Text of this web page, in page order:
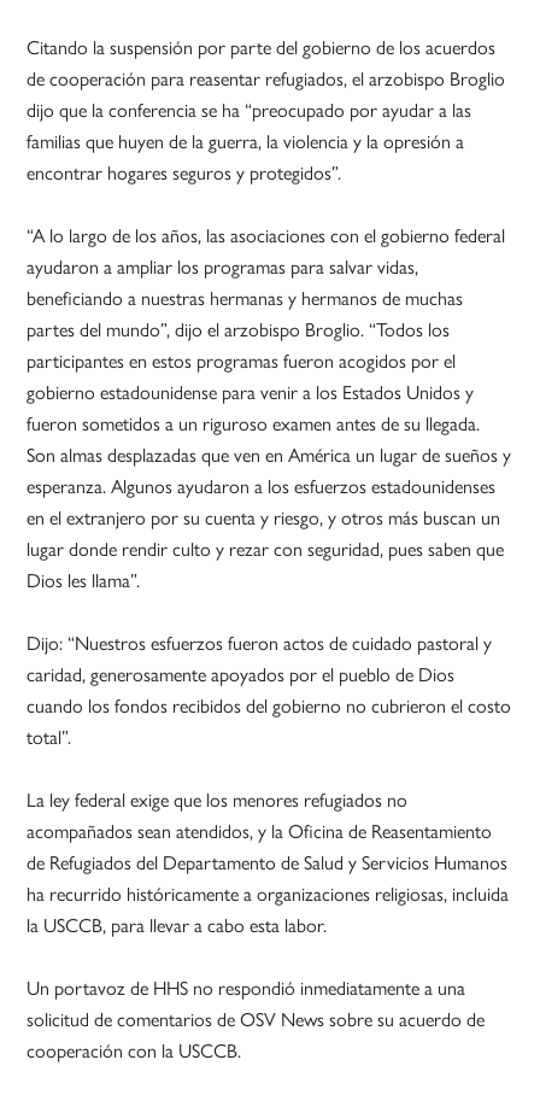
Citando la suspensión por parte del gobierno de los acuerdos
de cooperación para reasentar refugiados, el arzobispo Broglio
dijo que la conferencia se ha “preocupado por ayudar a las
familias que huyen de la guerra, la violencia y la opresión a
encontrar hogares seguros y protegidos”.
“A lo largo de los años, las asociaciones con el gobierno federal
ayudaron a ampliar los programas para salvar vidas,
beneficiando a nuestras hermanas y hermanos de muchas
partes del mundo”, dijo el arzobispo Broglio. “Todos los
participantes en estos programas fueron acogidos por el
gobierno estadounidense para venir a los Estados Unidos y
fueron sometidos a un riguroso examen antes de su llegada.
Son almas desplazadas que ven en América un lugar de sueños y
esperanza. Algunos ayudaron a los esfuerzos estadounidenses
en el extranjero por su cuenta y riesgo, y otros más buscan un
lugar donde rendir culto y rezar con seguridad, pues saben que
Dios les llama”.
Dijo: “Nuestros esfuerzos fueron actos de cuidado pastoral y
caridad, generosamente apoyados por el pueblo de Dios
cuando los fondos recibidos del gobierno no cubrieron el costo
total”.
La ley federal exige que los menores refugiados no
acompañados sean atendidos, y la Oficina de Reasentamiento
de Refugiados del Departamento de Salud y Servicios Humanos
ha recurrido históricamente a organizaciones religiosas, incluida
la USCCB, para llevar a cabo esta labor.
Un portavoz de HHS no respondió inmediatamente a una
solicitud de comentarios de OSV News sobre su acuerdo de
cooperación con la USCCB.